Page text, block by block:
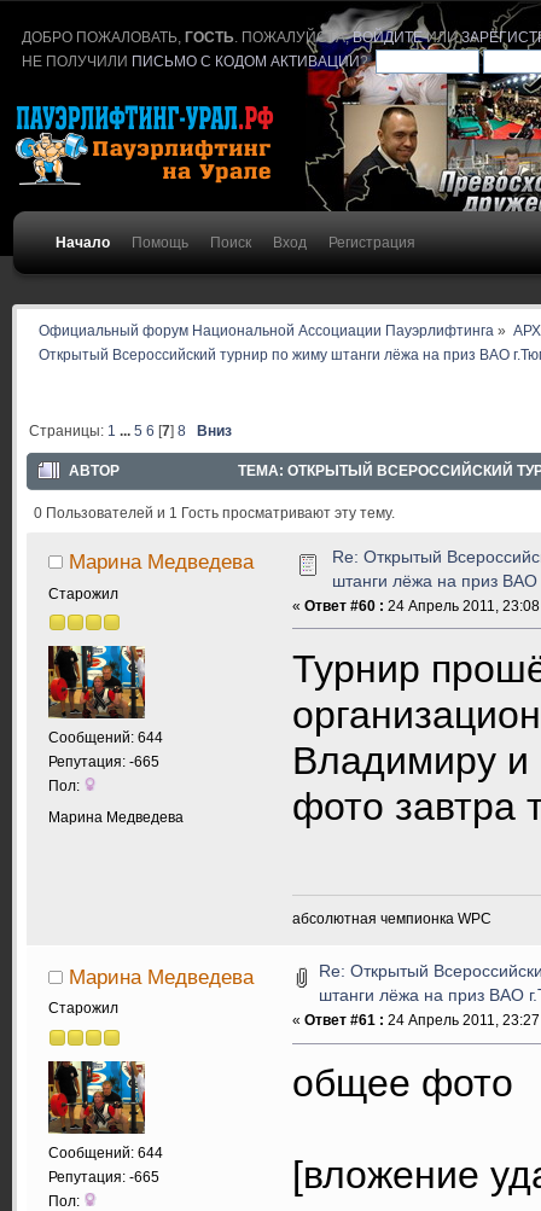
ДОБРО ПОЖАЛОВАТЬ,ГОСТЬ . ПОЖАЛУЙСТА,ВОЙДИТЕИЛИ
НЕ ПОЛУЧИЛИ ПИСЬМО С КОДОМ АКТИВАЦИИ?
Начало Помощь Поиск Вход Регистрация
Официальный форум Национальной Ассоциации Пауэрлифтинга »
Открытый Всероссийский турнир по жиму штанги лёжа на приз ВАО
Страницы: 1 ...5 6 [7]8 Вниз
АВТОР ТЕМА: ОТКРЫТЫЙ ВСЕРОССИЙСКИЙ
0 Пользователей и 1 Гость просматривают эту тему.
Марина Медведева
Старожил
Сообщений: 644
Репутация: -665
Пол:
Марина Медведева
Re: Открытый
штанги лёжа на приз ВАО
« Ответ #60 : 24 Апрель 2011,
Турнир
Владимиру
фото завтра
абсолютная чемпионка WPC
Марина Медведева
Старожил
Сообщений: 644
Репутация: -665
Пол:
Re: Открытый
штанги лёжа на приз ВАО
« Ответ #61 : 24 Апрель 2011,
общее фото
[вложение